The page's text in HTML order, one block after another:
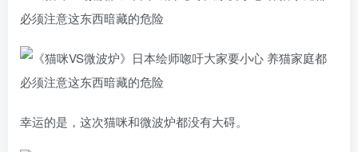
幸运的是，这次猫咪和微波炉都没有大碍。